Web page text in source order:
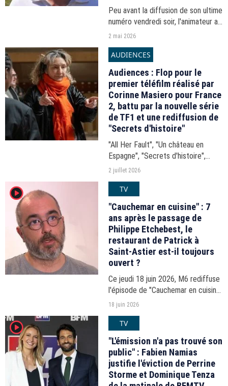
Peu avant la diffusion de son ultime
numéro vendredi soir, l'animateur a
réagi à son départ.
2 mai 2026
AUDIENCES
Audiences : Flop pour le
premier téléfilm réalisé par
Corinne Masiero pour France
2, battu par la nouvelle série
de TF1 et une rediffusion de
"Secrets d'histoire"
"All Her Fault", "Un château en
Espagne", "Secrets d'histoire",
Coupe du monde de football... Les
1er juillet 2026.
2 juillet 2026
player2 TV
"Cauchemar en cuisine" : 7
ans après le passage de
Philippe Etchebest, le
restaurant de Patrick à
Saint-Astier est-il toujours
ouvert ?
Ce jeudi 18 juin 2026, M6 rediffuse
l'épisode de "Cauchemar en cuisine"
dans lequel Philippe Etchebest se
Patrick. Sept ans après le passage
du chef,...
18 juin 2026
player2 TV
"L'émission n'a pas trouvé son
public" : Fabien Namias
justifie l'éviction de Perrine
Storme et Dominique Tenza